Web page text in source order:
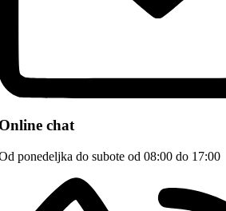
chat
ponedeljka do subote od 08:00 do 17:00